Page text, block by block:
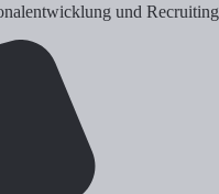
und Recruiting